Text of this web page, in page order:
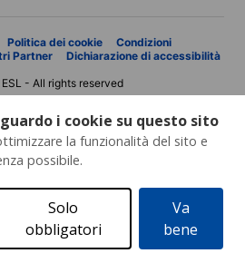
i cookie su questo sito
la funzionalità del sito e
possibile.
Va
bene
Solo
obbligatori
Politica dei cookie
Condizioni
Partner
Dichiarazione di accessibilità
- All rights reserved